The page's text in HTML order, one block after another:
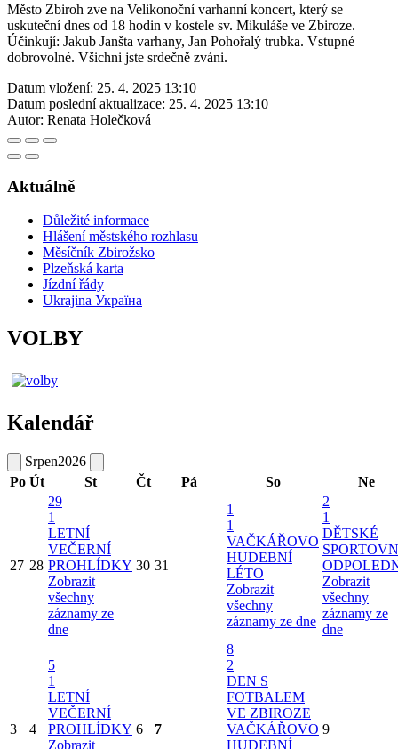
Město Zbiroh zve na Velikonoční varhanní koncert, který se
uskuteční dnes od 18 hodin v kostele sv. Mikuláše ve Zbiroze.
Účinkují: Jakub Janšta varhany, Jan Pohořalý trubka. Vstupné
dobrovolné. Všichni jste srdečně zváni.
Datum vložení: 25. 4. 2025 13:10
Datum poslední aktualizace: 25. 4. 2025 13:10
Autor: Renata Holečková
Aktuálně
Důležité informace
Hlášení městského rozhlasu
Měsíčník Zbirožsko
Plzeňská karta
Jízdní řády
Ukrajina Україна
VOLBY
Kalendář
Srpen2026
Po Út St Čt Pá So Ne
27 28
29
1
LETNÍ
VEČERNÍ
PROHLÍDKY
Zobrazit
všechny
záznamy ze
dne
30 31
1
1
VAČKÁŘOVO
HUDEBNÍ
LÉTO
Zobrazit
všechny
záznamy ze dne
2
1
DĚTSKÉ
Zobrazit
všechny
záznamy ze
dne
3 4
5
1
LETNÍ
VEČERNÍ
PROHLÍDKY
Zobrazit
6 7
8
2
DEN S
FOTBALEM
VE ZBIROZE
VAČKÁŘOVO
HUDEBNÍ
9